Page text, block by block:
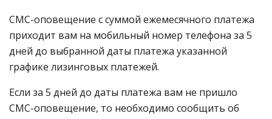
СМС-оповещение с суммой ежемесячного платежа
приходит вам на мобильный номер телефона за 5
дней до выбранной даты платежа указанной
графике лизинговых платежей.
Если за 5 дней до даты платежа вам не пришло
СМС-оповещение, то необходимо сообщить об